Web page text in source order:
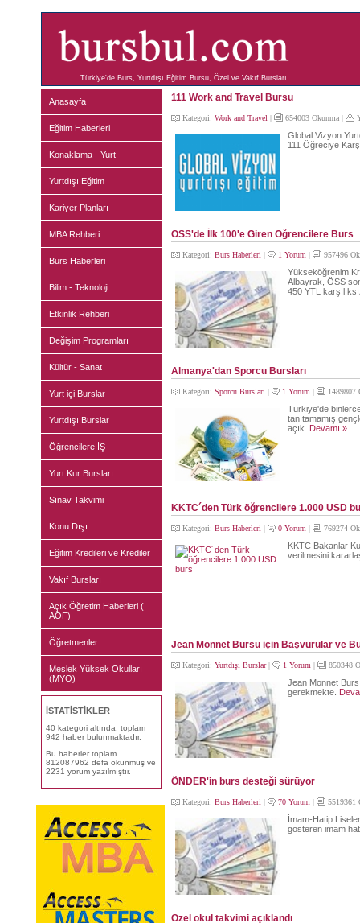
Türkiye'de Burs, Yurtdışı Eğitim Bursu, Özel ve Vakıf Bursları
Anasayfa
Eğitim Haberleri
Konaklama - Yurt
Yurtdışı Eğitim
Kariyer Planları
MBA Rehberi
Burs Haberleri
Bilim - Teknoloji
Etkinlik Rehberi
Değişim Programları
Kültür - Sanat
Yurt içi Burslar
Yurtdışı Burslar
Öğrencilere İŞ
Yurt Kur Bursları
Sınav Takvimi
Konu Dışı
Eğitim Kredileri ve Krediler
Vakıf Bursları
Açık Öğretim Haberleri (
AÖF)
Öğretmenler
Meslek Yüksek Okulları
(MYO)
İSTATİSTİKLER
40 kategori altında, toplam
942 haber bulunmaktadır.
Bu haberler toplam
812087962 defa okunmuş ve
2231 yorum yazılmıştır.
111 Work and Travel Bursu
Kategori: Work and Travel | 654003 Okunma |
Global Vizyon
111 Öğreciye
ÖSS'de İlk 100'e Giren Öğrencilere Burs
Kategori: Burs Haberleri | 1 Yorum | 957496
Yükseköğrenim
Albayrak, ÖSS
450 YTL
Almanya'dan Sporcu Bursları
Kategori: Sporcu Bursları | 1 Yorum | 1489807
Türkiye'de
tanıtamamış
açık.
Devamı »
KKTC´den Türk öğrencilere 1.000 USD
Kategori: Burs Haberleri | 0 Yorum | 769274
KKTC Bakanlar
verilmesini
Jean Monnet Bursu için Başvurular ve
Kategori: Yurtdışı Burslar| 1 Yorum | 850348
Jean Monnet Burs
gerekmekte.
ÖNDER'in burs desteği sürüyor
Kategori: Burs Haberleri | 70 Yorum | 5519361
İmam-Hatip
gösteren imam
Özel okul takvimi açıklandı